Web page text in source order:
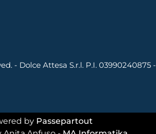
- Dolce Attesa S.r.l. P.I. 03990240875 -
by Passepartout